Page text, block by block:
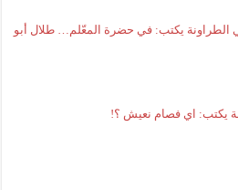
الطراونة يكتب: في حضرة المعّلم… طلال أبو
يكتب: اي فصام نعيش ؟!